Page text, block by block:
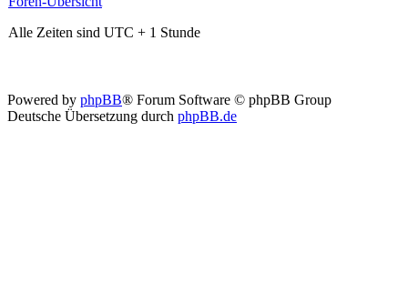
Alle Zeiten sind UTC + 1 Stunde
Powered by phpBB® Forum Software © phpBB Group
Deutsche Übersetzung durch phpBB.de